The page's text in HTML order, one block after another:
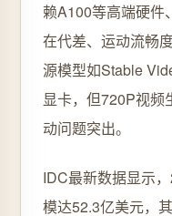
赖A100等高端硬件
在代差、运动流畅
源模型如Stable
显卡，但720P视频
动问题突出。
IDC最新数据显示
模达52.3亿美元，